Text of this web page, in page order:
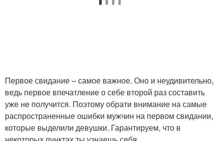
Первое свидание – самое важное. Оно и неудивительно,
ведь первое впечатление о себе второй раз составить
уже не получится. Поэтому обрати внимание на самые
распространенные ошибки мужчин на первом свидании,
которые выделили девушки. Гарантируем, что в